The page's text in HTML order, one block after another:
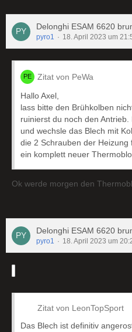
Delonghi ESAM 6620
pyro1 18. April 2023 um
Zitat von PeWa
Hallo Axel,
lass bitte den Brühkolben
ruinierst du noch den
und wechsle das Blech mit
die 2 Schrauben der
ein komplett neuer
Ok werde morgen den
Delonghi ESAM 6620
pyro1 18. April 2023 um
Zitat von LeonTopSport
Das Blech ist definitiv